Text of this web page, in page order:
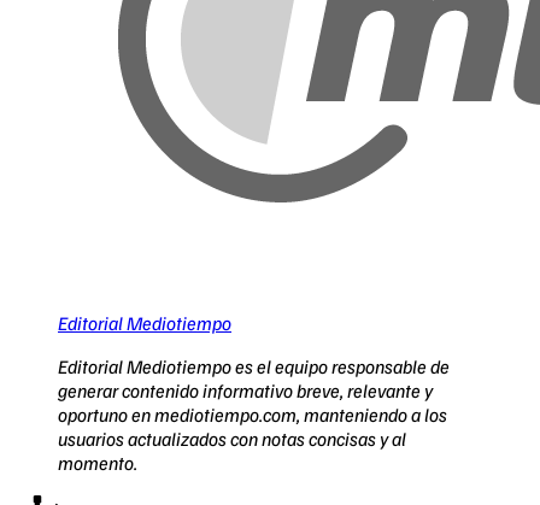
Editorial Mediotiempo
Editorial Mediotiempo es el equipo responsable de
generar contenido informativo breve, relevante y
oportuno en mediotiempo.com, manteniendo a los
usuarios actualizados con notas concisas y al
momento.